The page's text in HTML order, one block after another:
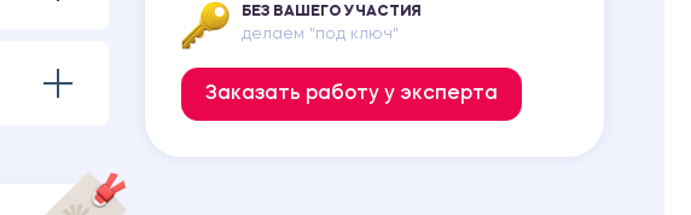
БЕЗ ВАШЕГО УЧАСТИЯ
делаем "под ключ"
Заказать работу у эксперта